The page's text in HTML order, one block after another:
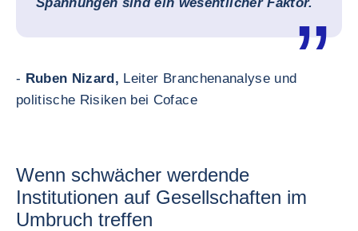
- Ruben Nizard, Leiter Branchenanalyse und
politische Risiken bei Coface
Wenn schwächer werdende
Institutionen auf Gesellschaften im
Umbruch treffen